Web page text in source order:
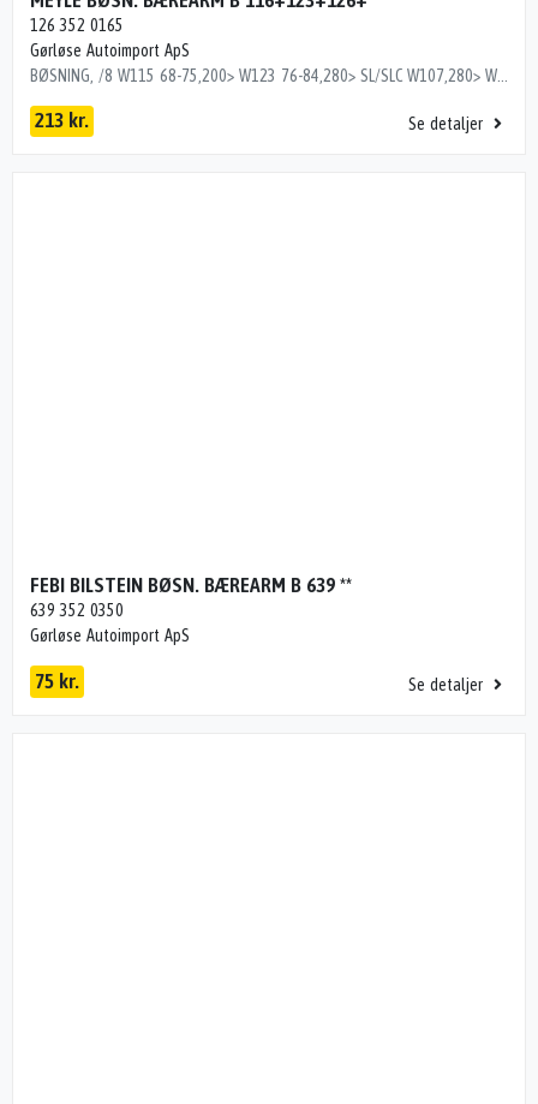
126 352 0165
Gørløse Autoimport ApS
213 kr. Se detaljer
FEBI BILSTEIN BØSN. BÆREARM B 639 **
639 352 0350
Gørløse Autoimport ApS
75 kr. Se detaljer